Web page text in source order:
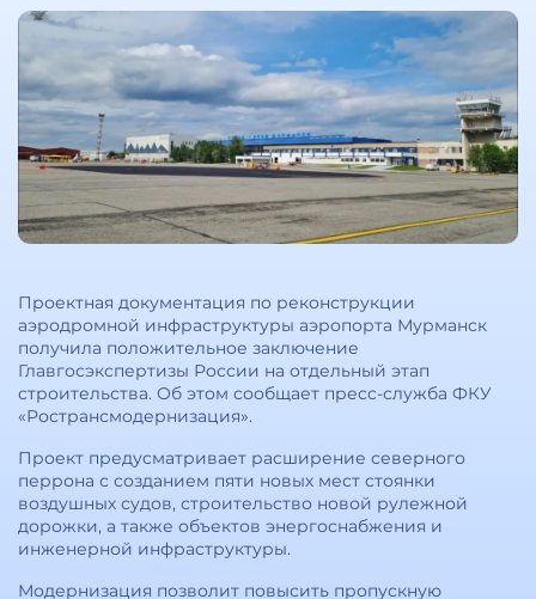
Проектная документация по реконструкции
аэродромной инфраструктуры аэропорта Мурманск
получила положительное заключение
Главгосэкспертизы России на отдельный этап
строительства. Об этом сообщает пресс-служба ФКУ
«Ространсмодернизация».
Проект предусматривает расширение северного
перрона с созданием пяти новых мест стоянки
воздушных судов, строительство новой рулежной
дорожки, а также объектов энергоснабжения и
инженерной инфраструктуры.
Модернизация позволит повысить пропускную